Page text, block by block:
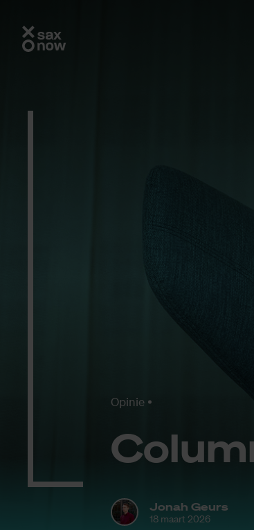
Opinie
Jonah Geurs
18 maart 2026